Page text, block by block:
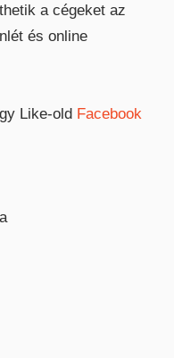
a cégeket az
és online
Like-old Facebook